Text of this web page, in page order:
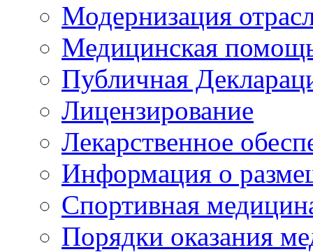
Модернизация
Медицинская
Публичная
Лицензирование
Лекарственное
Информация о
Спортивная
Порядки оказания